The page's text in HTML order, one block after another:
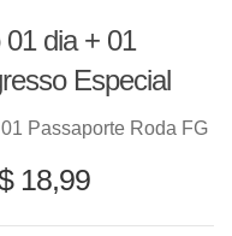
dia + 01
Especial
Passaporte Roda FG
18,99